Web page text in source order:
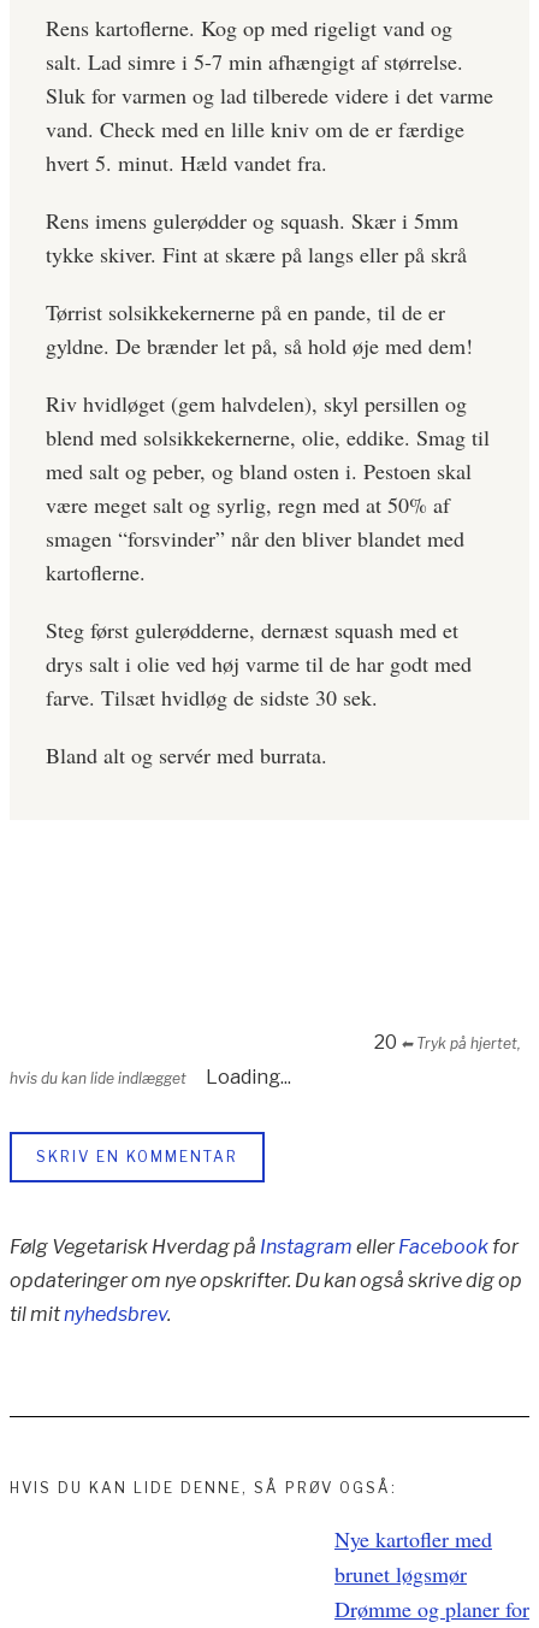
Rens kartoflerne. Kog op med rigeligt vand og
salt. Lad simre i 5-7 min afhængigt af størrelse.
Sluk for varmen og lad tilberede videre i det varme
vand. Check med en lille kniv om de er færdige
hvert 5. minut. Hæld vandet fra.
Rens imens gulerødder og squash. Skær i 5mm
tykke skiver. Fint at skære på langs eller på skrå
Tørrist solsikkekernerne på en pande, til de er
gyldne. De brænder let på, så hold øje med dem!
Riv hvidløget (gem halvdelen), skyl persillen og
blend med solsikkekernerne, olie, eddike. Smag til
med salt og peber, og bland osten i. Pestoen skal
være meget salt og syrlig, regn med at 50% af
smagen “forsvinder” når den bliver blandet med
kartoflerne.
Steg først gulerødderne, dernæst squash med et
drys salt i olie ved høj varme til de har godt med
farve. Tilsæt hvidløg de sidste 30 sek.
Bland alt og servér med burrata.
20 ⬅︎ Tryk på hjertet,
hvis du kan lide indlægget
Loading...
SKRIV EN KOMMENTAR
Følg Vegetarisk Hverdag på Instagram ellerFacebook for
opdateringer om nye opskrifter. Du kan også skrive dig op
til mitnyhedsbrev.
HVIS DU KAN LIDE DENNE, SÅ PRØV OGSÅ:
IndlægsnavigationNye kartofler med
brunet løgsmør
Drømme og planer for